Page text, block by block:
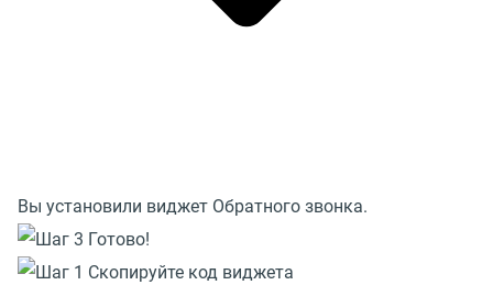
Вы установили виджет Обратного звонка.